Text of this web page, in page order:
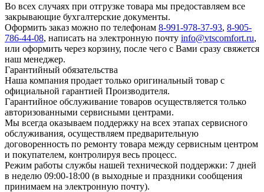
Во всех случаях при отгрузке товара мы предоставляем все
закрывающие бухгалтерские документы.
Оформить заказ можно по телефонам 8-991-978-37-93, 8-905-
786-44-08, написать на электронную почту info@vtscomfort.ru,
или оформить через корзину, после чего с Вами сразу свяжется
наш менеджер.
Гарантийный обязательства
Наша компания продает только оригинальный товар с
официальной гарантией Производителя.
Гарантийное обслуживание товаров осуществляется только
авторизованными сервисными центрами.
Мы всегда оказываем поддержку на всех этапах сервисного
обслуживания, осуществляем предварительную
договоренность по ремонту товара между сервисным центром
и покупателем, контролируя весь процесс.
Режим работы службы нашей технической поддержки: 7 дней
в неделю 09:00-18:00 (в выходные и праздники сообщения
принимаем на электронную почту).